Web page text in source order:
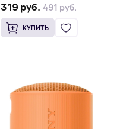
319 руб. 491 руб.
КУПИТЬ